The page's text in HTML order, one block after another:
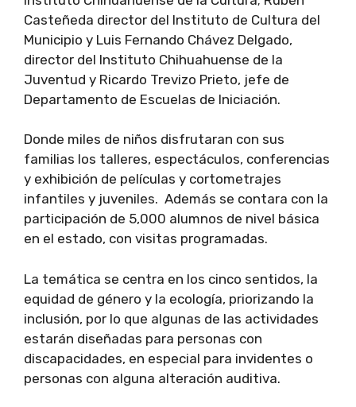
Casteñeda director del Instituto de Cultura del
Municipio y Luis Fernando Chávez Delgado,
director del Instituto Chihuahuense de la
Juventud y Ricardo Trevizo Prieto, jefe de
Departamento de Escuelas de Iniciación.
Donde miles de niños disfrutaran con sus
familias los talleres, espectáculos, conferencias
y exhibición de películas y cortometrajes
infantiles y juveniles. Además se contara con la
participación de 5,000 alumnos de nivel básica
en el estado, con visitas programadas.
La temática se centra en los cinco sentidos, la
equidad de género y la ecología, priorizando la
inclusión, por lo que algunas de las actividades
estarán diseñadas para personas con
discapacidades, en especial para invidentes o
personas con alguna alteración auditiva.